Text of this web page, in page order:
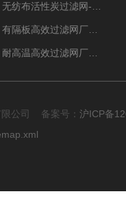
限公司 备案号： 沪ICP备